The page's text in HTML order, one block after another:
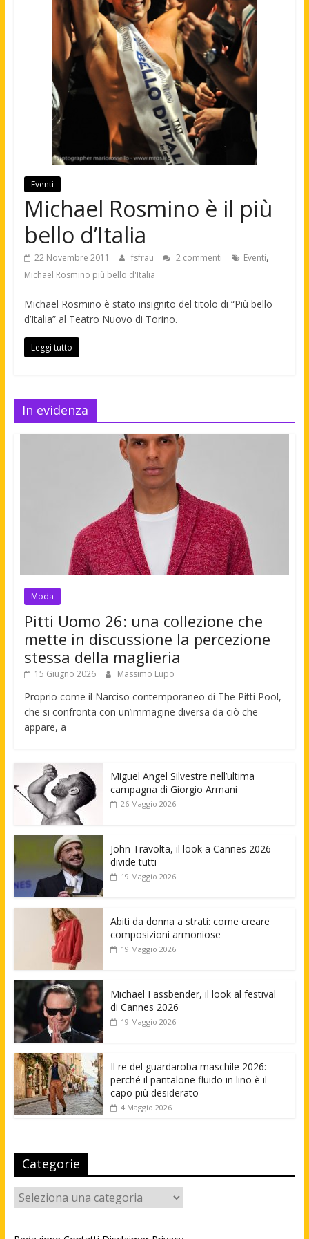
Eventi
Michael Rosmino è il più
bello d’Italia
22 Novembre 2011 fsfrau 2 commenti Eventi,
Michael Rosmino più bello d'Italia
Michael Rosmino è stato insignito del titolo di “Più bello
d’Italia” al Teatro Nuovo di Torino.
Leggi tutto
In evidenza
Moda
Pitti Uomo 26: una collezione che
mette in discussione la percezione
stessa della maglieria
15 Giugno 2026 Massimo Lupo
Proprio come il Narciso contemporaneo di The Pitti Pool,
che si confronta con un’immagine diversa da ciò che
appare, a
Miguel Angel Silvestre nell’ultima
campagna di Giorgio Armani
26 Maggio 2026
John Travolta, il look a Cannes 2026
divide tutti
19 Maggio 2026
Abiti da donna a strati: come creare
composizioni armoniose
19 Maggio 2026
Michael Fassbender, il look al festival
di Cannes 2026
19 Maggio 2026
Il re del guardaroba maschile 2026:
perché il pantalone fluido in lino è il
capo più desiderato
4 Maggio 2026
Categorie
Categorie